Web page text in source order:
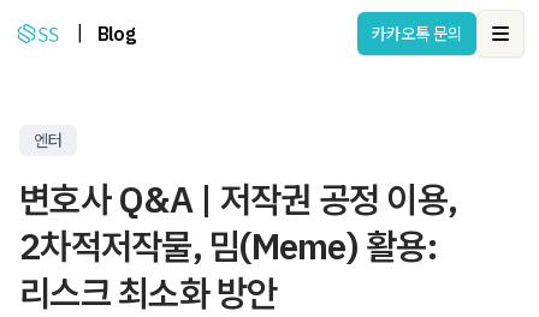
Blog 카카오톡 문의
엔터
변호사 Q&A | 저작권 공정 이용,
2차적저작물, 밈(Meme) 활용:
리스크 최소화 방안